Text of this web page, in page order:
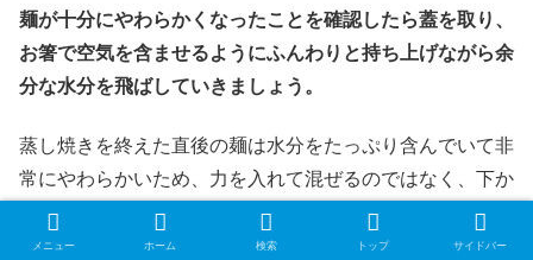
麺が十分にやわらかくなったことを確認したら蓋を取り、
お箸で空気を含ませるようにふんわりと持ち上げながら余
分な水分を飛ばしていきましょう。
蒸し焼きを終えた直後の麺は水分をたっぷり含んでいて非
常にやわらかいため、力を入れて混ぜるのではなく、下か
らすくい上げるようにそっと扱うのが理想です。
メニュー ホーム 検索 トップ サイドバー